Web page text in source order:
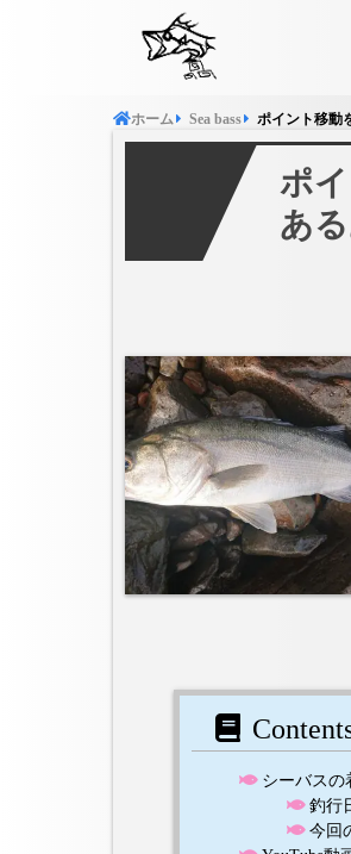
Top
アオリイカ キジハ
ホーム Sea ​​bass ポイント移動
ポ
あ
シーバスの
釣行
今回